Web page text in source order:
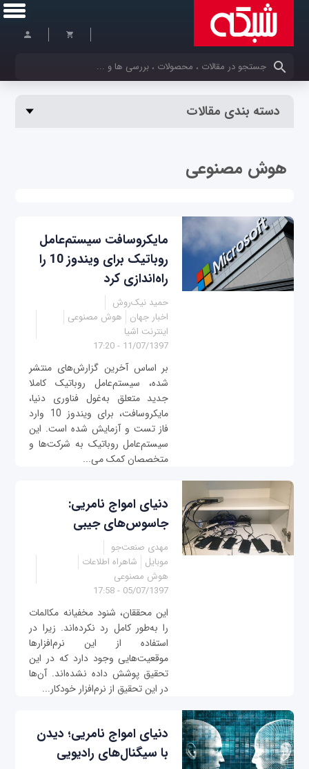
کلمات کلیدی خود را وارد کنید
دسته بندی مقالات
هوش مصنوعی
مایکروسافت سیستم‌عامل
روباتیک برای ویندوز 10 را
راه‌اندازی کرد
حمید نیک‌روش
اخبار جهان
هوش مصنوعی
اینترنت اشیا
11/07/1397 - 17:20
بر اساس آخرین گزارش‌های منتشر
شده، سیستم‌عامل روباتیک کاملا
جدید متعلق به‌غول فناوری دنیا،
مایکروسافت، برای ویندوز 10 وارد
فاز تست و آزمایش شده است. این
سیستم‌عامل روباتیک به شرکت‌ها و
متخصصان کمک می...
دنیای امواج نامریی:
جاسوس‌های جیبی
مهدی صنعت‌جو
موبایل
شاهراه اطلاعات
هوش مصنوعی
05/07/1397 - 17:58
این محققان، شنود مخفیانه مکالمات
را به‌طور کامل رد نکرده‌اند. زیرا در
استفاده از این نرم‌افزارها
موقعیت‌هایی وجود دارد که در این
تحقیق پوشش داده نشده‌اند. آن‌ها
در این تحقیق از نرم‌افزار خودکار...
دنیای امواج نامریی؛ دیدن
با سیگنال‌های رادیویی